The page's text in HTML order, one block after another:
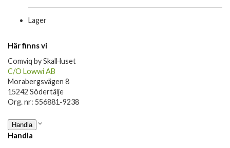
Lager
Här finns vi
Comviq by SkalHuset
C/O Lowwi AB
Morabergsvägen 8
15242 Södertälje
Org. nr: 556881-9238
Handla
Handla